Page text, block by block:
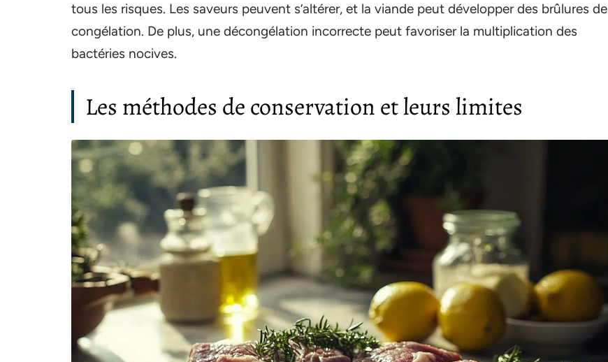
tous les risques. Les saveurs peuvent s’altérer, et la viande peut développer des brûlures de
congélation. De plus, une décongélation incorrecte peut favoriser la multiplication des
bactéries nocives.
Les méthodes de conservation et leurs limites